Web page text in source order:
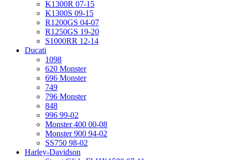
K1300R 07-15
K1300S 09-15
R1200GS 04-07
R1250GS 19-20
S1000RR 12-14
Ducati
1098
620 Monster
696 Monster
749
796 Monster
848
996 99-02
Monster 400 00-08
Monster 900 94-02
SS750 98-02
Harley-Davidson